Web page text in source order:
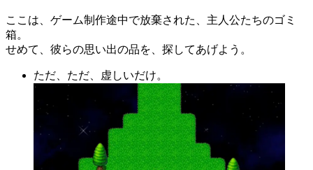
ここは、ゲーム制作途中で放棄された、主人公たちのゴミ
箱。
せめて、彼らの思い出の品を、探してあげよう。
ただ、ただ、虚しいだけ。